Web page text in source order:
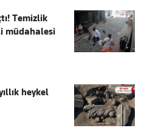
Temizlik
müdahalesi
heykel